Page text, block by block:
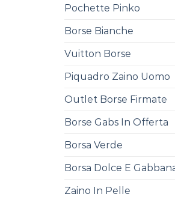
Pochette Pinko
Borse Bianche
Vuitton Borse
Piquadro Zaino Uomo
Outlet Borse Firmate
Borse Gabs In Offerta
Borsa Verde
Borsa Dolce E
Zaino In Pelle